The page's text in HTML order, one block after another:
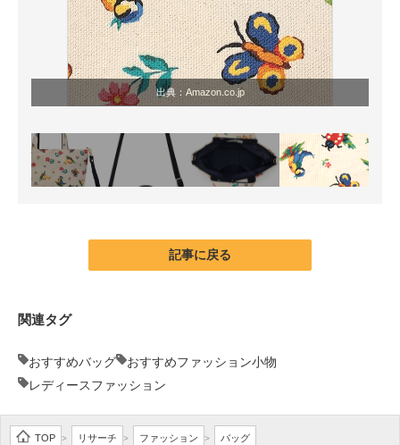
出典： Amazon.co.jp
記事に戻る
関連タグ
おすすめバッグ
おすすめファッション小物
レディースファッション
TOP > リサーチ > ファッション > バッグ